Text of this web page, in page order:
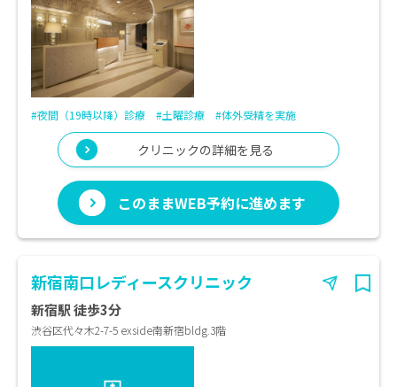
#夜間（19時以降）診療 #土曜診療 #体外受精を実施
クリニックの詳細を見る
このままWEB予約に進めます
新宿南口レディースクリニック
新宿駅 徒歩3分
渋谷区代々木2-7-5 exside南新宿bldg.3階